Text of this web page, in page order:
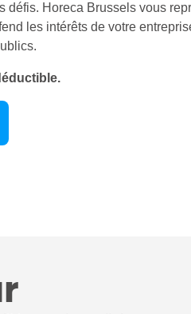
défis. Horeca Brussels vous
les intérêts de votre